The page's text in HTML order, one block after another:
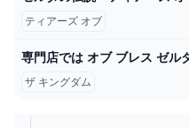
ティアーズ オブ
ザ キングダム